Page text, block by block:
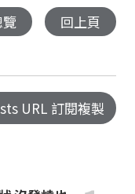
回上頁
URL 訂閱複製